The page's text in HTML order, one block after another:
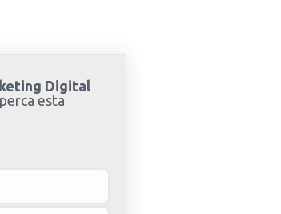
Digital
esta